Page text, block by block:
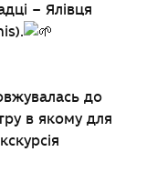
– Ялівця
до
в якому для